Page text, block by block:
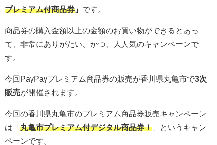
プレミアム付商品券 」 です。
商品券の購入金額以上の金額のお買い物ができるとあっ
て、非常にありがたい、かつ、大人気のキャンペーンで
す。
今回PayPayプレミアム商品券の販売が香川県丸亀市で3次
販売が開催されます。
今回の香川県丸亀市のプレミアム商品券販売キャンペーン
は「丸亀市プレミアム付デジタル商品券！ 」というキャン
ペーンです。